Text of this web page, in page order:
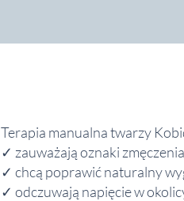
Terapia manualna twarzy
✓ zauważają oznaki
✓ chcą poprawić naturalny
✓ odczuwają napięcie w